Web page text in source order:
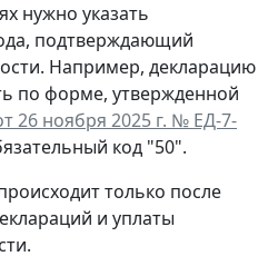
нужно указать
подтверждающий
Например, декларацию
по форме, утвержденной
26 ноября 2025 г. № ЕД-7-
код "50".
только после
и уплаты